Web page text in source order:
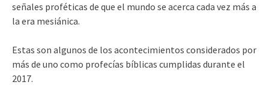
señales proféticas de que el mundo se acerca cada vez más a
la era mesiánica.
Estas son algunos de los acontecimientos considerados por
más de uno como profecías bíblicas cumplidas durante el
2017.